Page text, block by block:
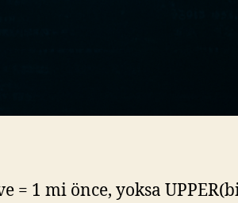
= 1 mi önce, yoksa